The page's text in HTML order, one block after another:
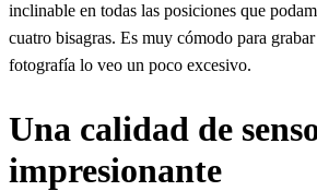
inclinable en todas las posiciones que
cuatro bisagras. Es muy cómodo para
fotografía lo veo un poco excesivo.
Una calidad de
impresionante